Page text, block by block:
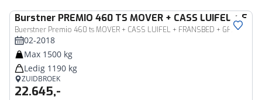
Burstner PREMIO 460 TS MOVER + CASS LUIFEL +
Buerstner Premio 460 ts MOVER + CASS LUIFEL + FRANSBED + GFK
02-2018
Max 1500 kg
Ledig 1190 kg
ZUIDBROEK
22.645,-